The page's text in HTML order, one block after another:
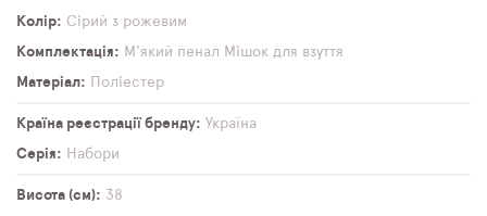
Колір
Сірий з рожевим
Комплектація
М'який пенал Мішок для взуття
Матеріал
Поліестер
Країна реєстрації бренду
Україна
Серія
Набори
Висота (см)
38